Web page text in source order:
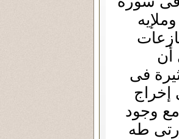
النازعات
أن
والآيات كثيرة فى
إخراج
مع وجود
طه